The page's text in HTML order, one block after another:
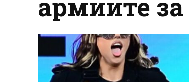
армиите